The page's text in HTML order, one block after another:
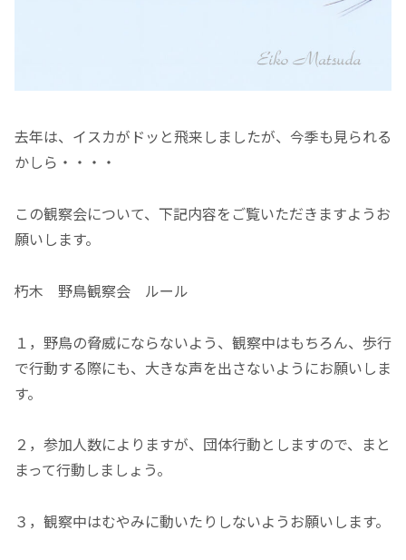
去年は、イスカがドッと飛来しましたが、今季も見られる
かしら・・・・
この観察会について、下記内容をご覧いただきますようお
願いします。
朽木 野鳥観察会 ルール
１，野鳥の脅威にならないよう、観察中はもちろん、歩行
で行動する際にも、大きな声を出さないようにお願いしま
す。
２，参加人数によりますが、団体行動としますので、まと
まって行動しましょう。
３，観察中はむやみに動いたりしないようお願いします。